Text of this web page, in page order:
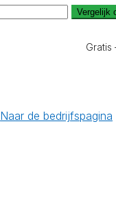
Vergelijk
Gratis
Naar de bedrijfspagina